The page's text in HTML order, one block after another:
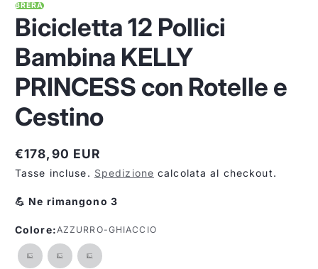
BRERA
Bicicletta 12 Pollici
Bambina KELLY
PRINCESS con Rotelle e
Cestino
Prezzo
normale
€178,90 EUR
Tasse incluse. Spedizione calcolata al checkout.
💪 Ne rimangono 3
Colore:AZZURRO-GHIACCIO